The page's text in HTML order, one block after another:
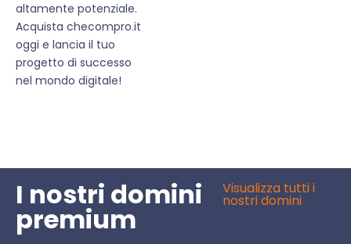
altamente potenziale.
Acquista checompro.it
oggi e lancia il tuo
progetto di successo
nel mondo digitale!
I nostri domini
premium
Visualizza tutti i
nostri domini